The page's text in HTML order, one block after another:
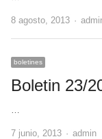
8 agosto, 2013
boletines
Boletin 23/
7 junio, 2013 Author
admin